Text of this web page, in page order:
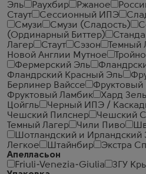
Эль
Раухбир Ржаное
Стаут
Сессионный ИПЭ
Смузи
Смузи (Сладость)
(Ординарный Биттер)
Лагер
Стаут Сэзон Темный
Новой Англии Мутное
Фермерский Эль
Фландрский Красный Эль
Берлинер Вайссе
Фруктовый
Фруктовый Ламбик
Хард
Цойгль
Черный ИПЭ /
Чешский Пилснер
Чешский
Темный Лагер
Чили Пиво
Шотландский и Ирландский
Легкое
Штайнбир
Экстра
Апелласьон
Friuli-Venezia-Giulia
ЗГУ